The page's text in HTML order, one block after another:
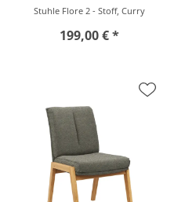
Stuhle Flore 2 - Stoff, Curry
199,00 € *